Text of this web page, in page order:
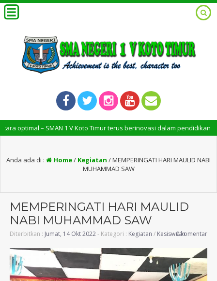
SMAN 1 V Koto Timur terus berinovasi dalam pendidikan untuk
Anda ada di : Home/ Kegiatan /MEMPERINGATI HARI MAULID NABI
MUHAMMAD SAW
MEMPERINGATI HARI MAULID
NABI MUHAMMAD SAW
Diterbitkan : Jumat, 14 Okt 2022- Kategori : Kegiatan / Kesiswaan0 komentar